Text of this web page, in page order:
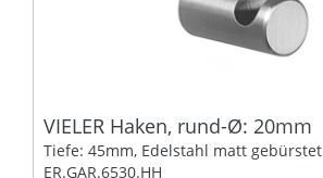
VIELER Haken, rund-Ø: 20mm
Tiefe: 45mm, Edelstahl matt gebürstet
ER.GAR.6530.HH